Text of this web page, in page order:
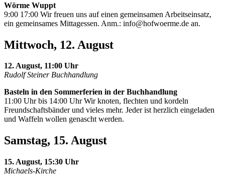
Wörme Wuppt
9:00 17:00 Wir freuen uns auf einen gemeinsamen Arbeitseinsatz,
ein gemeinsames Mittagessen. Anm.: info@hofwoerme.de an.
Mittwoch, 12. August
12. August, 11:00 Uhr
Rudolf Steiner Buchhandlung
Basteln in den Sommerferien in der Buchhandlung
11:00 Uhr bis 14:00 Uhr Wir knoten, flechten und kordeln
Freundschaftsbänder und vieles mehr. Jeder ist herzlich eingeladen
und Waffeln wollen genascht werden.
Samstag, 15. August
15. August, 15:30 Uhr
Michaels-Kirche